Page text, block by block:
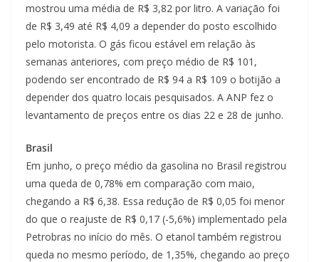
mostrou uma média de R$ 3,82 por litro. A variação foi
de R$ 3,49 até R$ 4,09 a depender do posto escolhido
pelo motorista. O gás ficou estável em relação às
semanas anteriores, com preço médio de R$ 101,
podendo ser encontrado de R$ 94 a R$ 109 o botijão a
depender dos quatro locais pesquisados. A ANP fez o
levantamento de preços entre os dias 22 e 28 de junho.
Brasil
Em junho, o preço médio da gasolina no Brasil registrou
uma queda de 0,78% em comparação com maio,
chegando a R$ 6,38. Essa redução de R$ 0,05 foi menor
do que o reajuste de R$ 0,17 (-5,6%) implementado pela
Petrobras no início do mês. O etanol também registrou
queda no mesmo período, de 1,35%, chegando ao preço